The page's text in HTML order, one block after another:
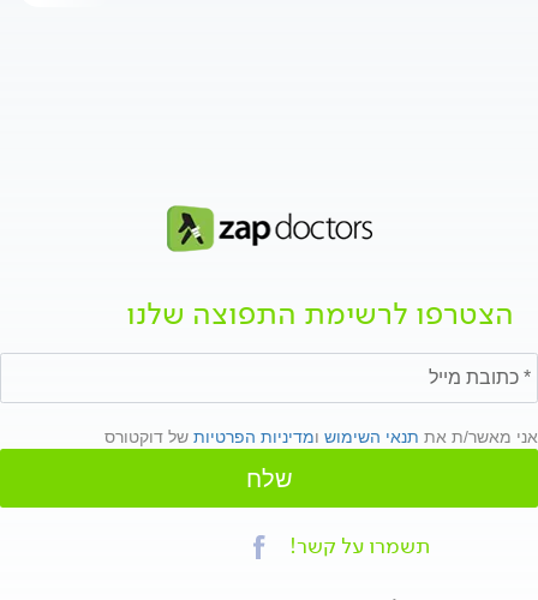
הצטרפו לרשימת התפוצה שלנו
אני מאשר/ת את תנאי השימוש ומדיניות הפרטיות של דוקטורס
שלח
תשמרו על קשר!